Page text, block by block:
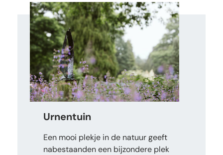
Urnentuin
Een mooi plekje in de natuur geeft
nabestaanden een bijzondere plek